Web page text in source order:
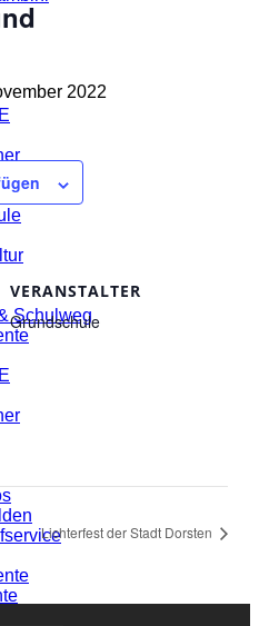
Schulweg
2022
VERANSTALTER
Grundschule
Lichterfest der Stadt Dorsten